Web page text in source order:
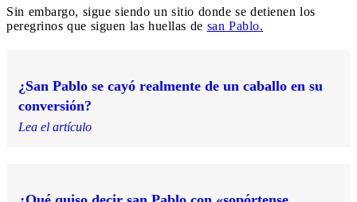
Sin embargo, sigue siendo un sitio donde se detienen los
peregrinos que siguen las huellas de san Pablo.
¿San Pablo se cayó realmente de un caballo en su
conversión?
Lea el artículo